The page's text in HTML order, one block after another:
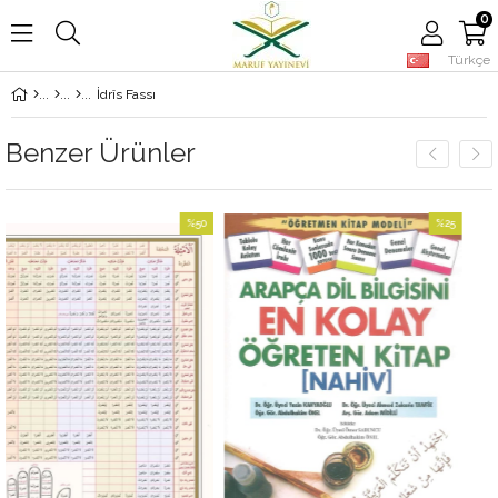
Türkçe
0
İdrîs Fassı
Benzer Ürünler
İndirim
%50İndirim
%25
İndirim
%25İndirim